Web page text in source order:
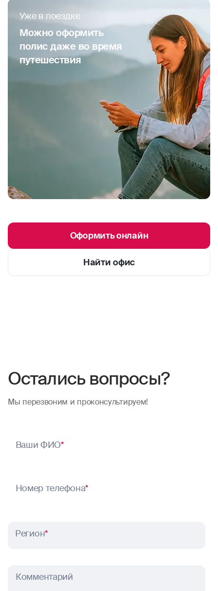
Уже в поездке
Можно оформить
полис даже во время
путешествия
Оформить онлайн
Найти офис
Остались вопросы?
Мы перезвоним и проконсультируем!
Ваши ФИО*
Номер телефона*
Регион*
Комментарий